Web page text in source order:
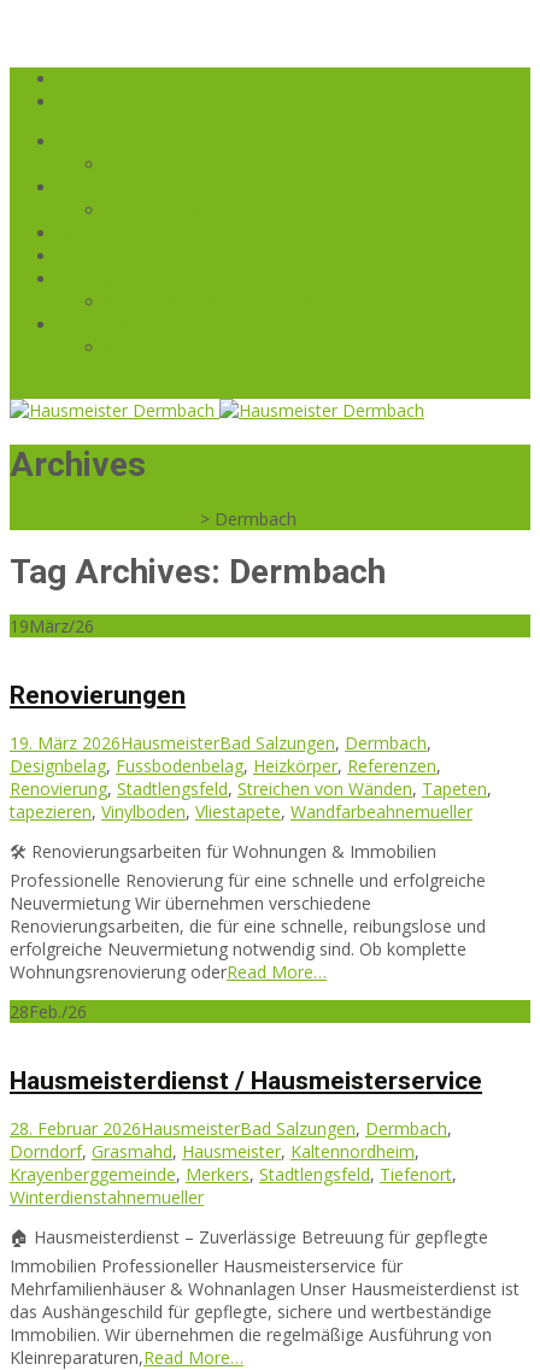
Archives
> Dermbach
Tag Archives: Dermbach
19März/26
Reno­vierungen
19. März 2026HausmeisterBad Salzungen, Dermbach,
Designbelag, Fussbodenbelag, Heizkörper, Referenzen,
Renovierung, Stadtlengsfeld, Streichen von Wänden, Tapeten,
tapezieren, Vinylboden, Vliestapete, Wandfarbeahnemueller
🛠️ Renovierungsarbeiten für Wohnungen & Immobilien
Professionelle Renovierung für eine schnelle und erfolgreiche
Neuvermietung Wir übernehmen verschiedene
Renovierungsarbeiten, die für eine schnelle, reibungslose und
erfolgreiche Neuvermietung notwendig sind. Ob komplette
Wohnungsrenovierung oderRead More…
28Feb./26
Hausmeisterdienst / Hausmeisterservice
28. Februar 2026HausmeisterBad Salzungen, Dermbach,
Dorndorf, Grasmahd, Hausmeister, Kaltennordheim,
Krayenberggemeinde, Merkers, Stadtlengsfeld, Tiefenort,
Winterdienstahnemueller
🏠 Hausmeisterdienst – Zuverlässige Betreuung für gepflegte
Immobilien Professioneller Hausmeisterservice für
Mehrfamilienhäuser & Wohnanlagen Unser Hausmeisterdienst ist
das Aushängeschild für gepflegte, sichere und wertbeständige
Immobilien. Wir übernehmen die regelmäßige Ausführung von
Kleinreparaturen,Read More…